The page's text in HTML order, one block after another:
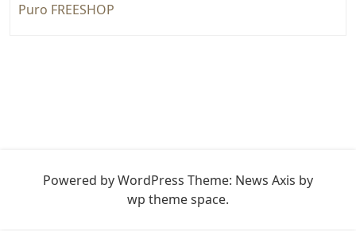
Puro FREESHOP
Powered by WordPress Theme: News Axis by
wp theme space.